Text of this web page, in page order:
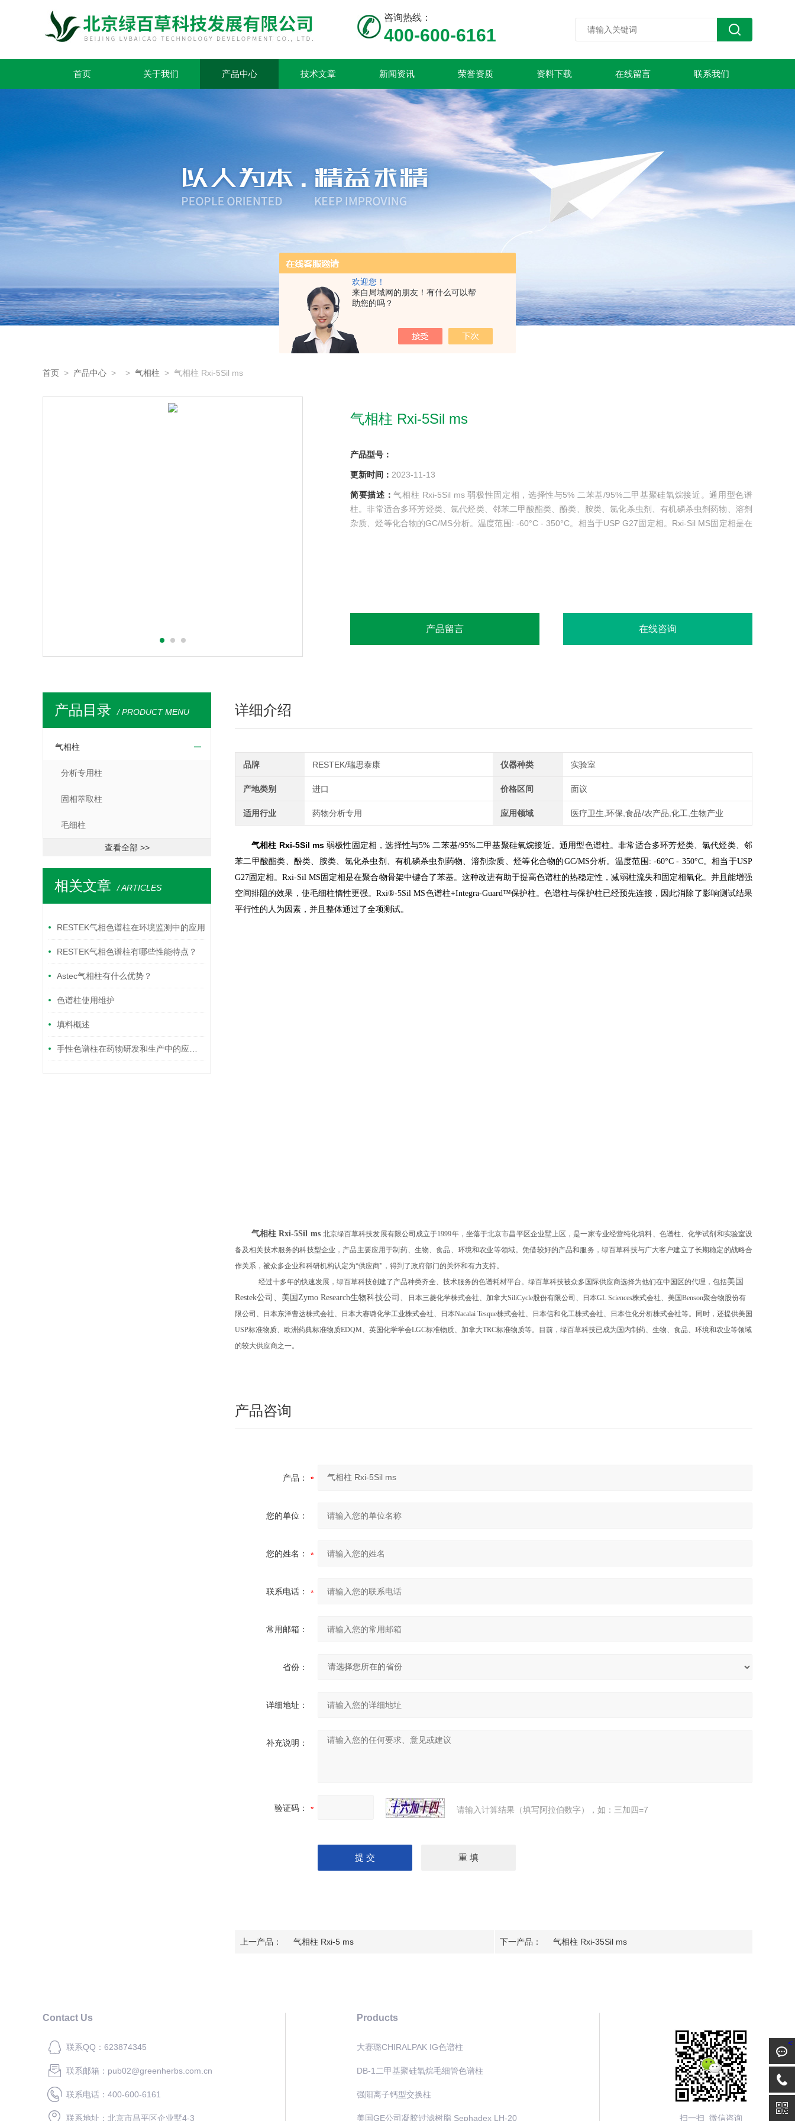
欢迎您！
来自局域网的朋友！有什么可以帮
助您的吗？
咨询热线：
400-600-6161
首页 关于我们 产品中心 技术文章 新闻资讯 荣誉资质 资料下载 在线留言 联系我们
首页 > 产品中心 > > 气相柱 > 气相柱 Rxi-5Sil ms
气相柱 Rxi-5Sil ms
产品型号：
更新时间： 2023-11-13
简要描述：气相柱 Rxi-5Sil ms 弱极性固定相，选择性与5% 二苯基/95%二甲基聚硅氧烷接近。通用型色谱
柱。非常适合多环芳烃类、氯代烃类、邻苯二甲酸酯类、酚类、胺类、氯化杀虫剂、有机磷杀虫剂药物、溶剂
杂质、烃等化合物的GC/MS分析。温度范围: -60°C - 350°C。相当于USP G27固定相。Rxi-Sil MS固定相是在
产品留言 在线咨询
产品目录 / PRODUCT MENU
气相柱
分析专用柱
固相萃取柱
毛细柱
查看全部 >>
相关文章 / ARTICLES
RESTEK气相色谱柱在环境监测中的应用
RESTEK气相色谱柱有哪些性能特点？
Astec气相柱有什么优势？
色谱柱使用维护
填料概述
手性色谱柱在药物研发和生产中的应用有哪些？
详细介绍
品牌 RESTEK/瑞思泰康 仪器种类 实验室
产地类别 进口 价格区间 面议
适用行业 药物分析专用 应用领域 医疗卫生,环保,食品/农产品,化工,生物产业
气相柱 Rxi-5Sil ms 弱极性固定相，选择性与5%二苯基/95%二甲基聚硅氧烷接近。 通用型色谱柱。非常适合多环芳烃类、氯代烃类、邻
苯二甲酸酯类、酚类、胺类、氯化杀虫剂、有机磷杀虫剂药物、溶剂杂质、烃等化合物的GC/MS分析。 温度范围 : -60°C - 350°C。相当于USP
G27固定相。Rxi-Sil MS固定相是在聚合物骨架中键合了苯基。这种改进有助于提高色谱柱的热稳定性，减弱柱流失和固定相氧化。并且能增强
空间排阻的效果，使毛细柱惰性更强。Rxi®-5Sil MS色谱柱+Integra-Guard™保护柱。色谱柱与保护柱已经预先连接，因此消除了影响测试结果
平行性的人为因素，并且整体通过了全项测试。
气相柱 Rxi-5Sil ms 北京绿百草科技发展有限公司成立于1999年，坐落于北京市昌平区企业墅上区，是一家专业经营纯化填料、色谱柱、化学试剂和实验室设
备及相关技术服务的科技型企业，产品主要应用于制药、生物、食品、环境和农业等领域。凭借较好的产品和服务，绿百草科技与广大客户建立了长期稳定的战略合
作关系，被众多企业和科研机构认定为“供应商"，得到了政府部门的关怀和有力支持。
经过十多年的快速发展，绿百草科技创建了产品种类齐全、技术服务的色谱耗材平台。绿百草科技被众多国际供应商选择为他们在中国区的代理，包括美国
Restek公司、美国 Zymo Research生物科技公司、 日本三菱化学株式会社、加拿大SiliCycle股份有限公司、日本GL Sciences株式会社、美国Benson聚合物股份有
限公司、日本东洋曹达株式会社、日本大赛璐化学工业株式会社、日本Nacalai Tesque株式会社、日本信和化工株式会社、日本住化分析株式会社等。同时，还提供美国
USP标准物质、欧洲药典标准物质EDQM、英国化学学会LGC标准物质、加拿大TRC标准物质等。目前，绿百草科技已成为国内制药、生物、食品、环境和农业等领域
的较大供应商之一。
产品咨询
产品：
您的单位：
您的姓名：
联系电话：
常用邮箱：
省份：
详细地址：
补充说明：
验证码： 请输入计算结果（填写阿拉伯数字），如：三加四=7
上一产品： 气相柱 Rxi-5 ms 下一产品： 气相柱 Rxi-35Sil ms
Contact Us
联系QQ：623874345
联系邮箱：pub02@greenherbs.com.cn
联系电话：400-600-6161
联系地址：北京市昌平区企业墅4-3
Products
大赛璐CHIRALPAK IG色谱柱
DB-1二甲基聚硅氧烷毛细管色谱柱
强阳离子钙型交换柱
美国GE公司凝胶过滤树脂 Sephadex LH-20 扫一扫 微信咨询
<